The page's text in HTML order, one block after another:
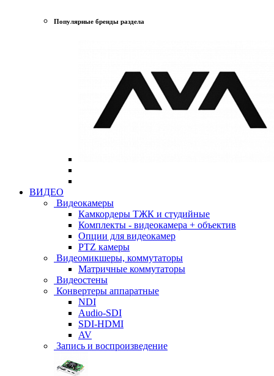
Популярные бренды раздела
ВИДЕО
Видеокамеры
Камкордеры ТЖК и студийные
Комплекты - видеокамера + объектив
Опции для видеокамер
PTZ камеры
Видеомикшеры, коммутаторы
Матричные коммутаторы
Видеостены
Конвертеры аппаратные
NDI
Audio-SDI
SDI-HDMI
AV
Запись и воспроизведение